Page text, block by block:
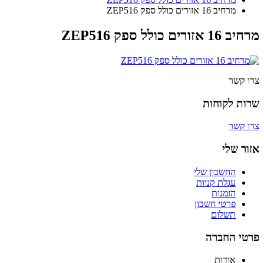
מרחיב 16 אזורים כולל ספק ZEP516
מרחיב 16 אזורים כולל ספק ZEP516
צרו קשר
שרות לקוחות
צרו קשר
אזור שלי
החשבון שלי
עגלת קניות
הזמנות
פרטי חשבון
תשלום
פרטי החברה
אודות